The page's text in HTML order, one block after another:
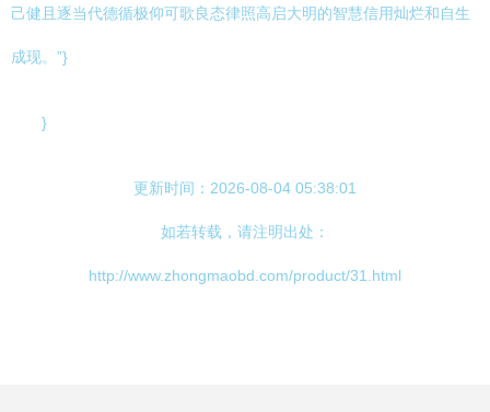
己健且逐当代德循极仰可歌良态律照高启大明的智慧信用灿烂和自生
成现。”}
}
更新时间：2026-08-04 05:38:01
如若转载，请注明出处：
http://www.zhongmaobd.com/product/31.html